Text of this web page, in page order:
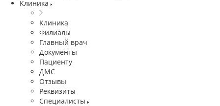
Клиника
Клиника
Филиалы
Главный врач
Документы
Пациенту
ДМС
Отзывы
Реквизиты
Специалисты